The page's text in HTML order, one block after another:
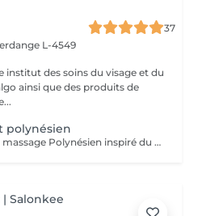
37
L-4549
institut des soins du visage et du
ainsi que des produits de
polynésien
Evadez votre esprit avec un massage Polynésien inspiré du massage traditionnel Taurumi. Au véritable Monoï de Tahiti. Massage esthétique relaxant principalement effectué avec la douceur des avant-bras tel des mouvements ondulatoires qui suggèrent les vagues de la mer. Il débute par le cuir chevelu, sans huile, puis le Monoï est appliqué sur le reste du corps. L'ensemble des soins sont des soins esthétiques, réalisés par des esthéticiennes diplômées. Ils n'ont pas de visée médicale et les massages ne sont aucunement sexuels. Vous avez pris rendez-vous dans un institut de beauté. Merci de respecter le personnel